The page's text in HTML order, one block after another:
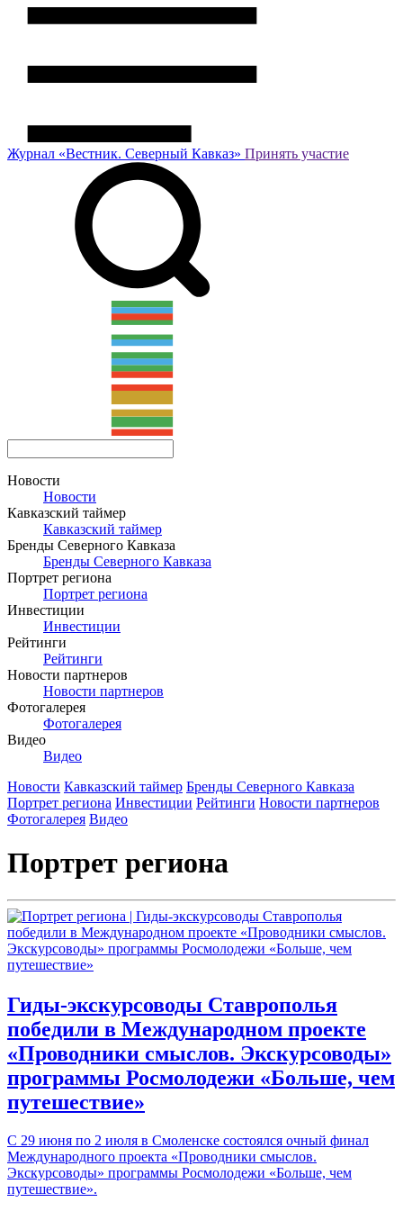
Журнал «Вестник. Северный Кавказ» Принять участие
Новости
Новости
Кавказский таймер
Кавказский таймер
Бренды Северного Кавказа
Бренды Северного Кавказа
Портрет региона
Портрет региона
Инвестиции
Инвестиции
Рейтинги
Рейтинги
Новости партнеров
Новости партнеров
Фотогалерея
Фотогалерея
Видео
Видео
Новости Кавказский таймер Бренды Северного Кавказа
Портрет региона Инвестиции Рейтинги Новости партнеров
Фотогалерея Видео
Портрет региона
Гиды-экскурсоводы Ставрополья
победили в Международном проекте
«Проводники смыслов. Экскурсоводы»
программы Росмолодежи «Больше, чем
путешествие»
С 29 июня по 2 июля в Смоленске состоялся очный финал
Международного проекта «Проводники смыслов.
Экскурсоводы» программы Росмолодежи «Больше, чем
путешествие».